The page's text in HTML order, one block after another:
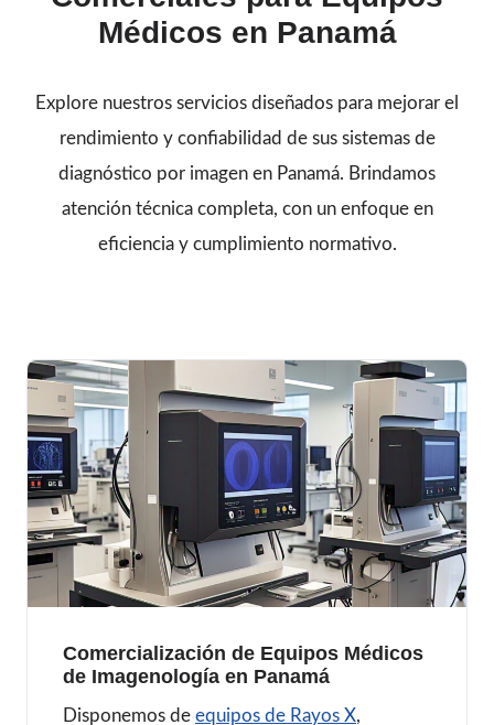
Médicos en Panamá
Explore nuestros servicios diseñados para mejorar el
rendimiento y confiabilidad de sus sistemas de
diagnóstico por imagen en Panamá. Brindamos
atención técnica completa, con un enfoque en
eficiencia y cumplimiento normativo.
Comercialización de Equipos Médicos
de Imagenología en Panamá
Disponemos de equipos de Rayos X,